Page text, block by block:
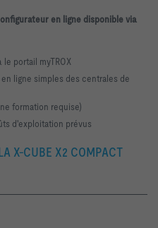
en ligne disponible via
portail myTROX
ligne simples des centrales de
formation requise)
d'exploitation prévus
X-CUBE X2 COMPACT